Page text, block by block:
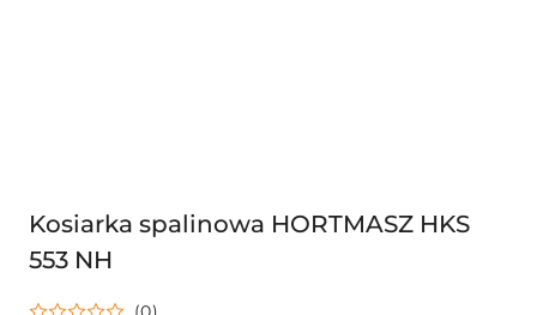
Kosiarka spalinowa HORTMASZ HKS
553 NH